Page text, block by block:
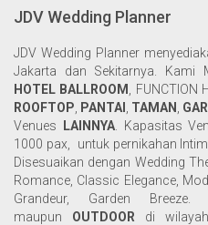
JDV Wedding Planner
JDV Wedding Planner
Jakarta dan Sekitarnya. Kami
HOTEL BALLROOM
FUNCTION
ROOFTOP
PANTAI TAMAN
Venues
LAINNYA. Kapasitas
1000 pax, untuk pernikahan
Disesuaikan dengan Wedding
Romance, Classic Elegance,
Grandeur, Garden
maupun OUTDOOR di